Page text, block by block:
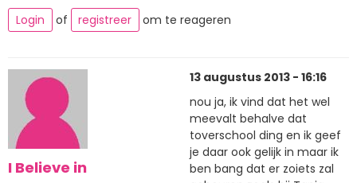
Login
of registreer om te reageren
I Believe in
13 augustus 2013 - 16:16
nou ja, ik vind dat het wel
meevalt behalve dat
toverschool ding en ik geef
je daar ook gelijk in maar ik
ben bang dat er zoiets zal